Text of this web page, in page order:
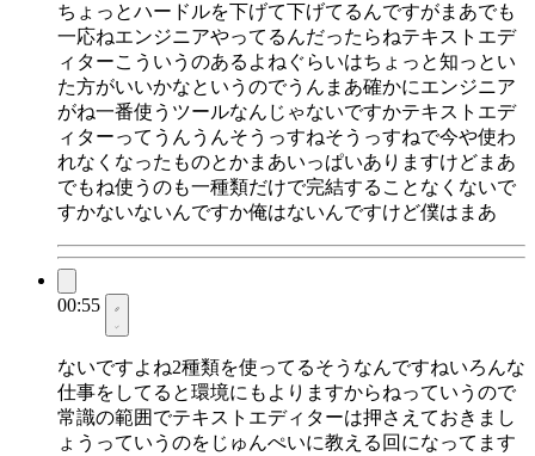
ちょっとハードルを下げて下げてるんですがまあでも
一応ねエンジニアやってるんだったらねテキストエデ
ィターこういうのあるよねぐらいはちょっと知っとい
た方がいいかなというのでうんまあ確かにエンジニア
がね一番使うツールなんじゃないですかテキストエデ
ィターってうんうんそうっすねそうっすねで今や使わ
れなくなったものとかまあいっぱいありますけどまあ
でもね使うのも一種類だけで完結することなくないで
すかないないんですか俺はないんですけど僕はまあ
00:55
ないですよね2種類を使ってるそうなんですねいろんな
仕事をしてると環境にもよりますからねっていうので
常識の範囲でテキストエディターは押さえておきまし
ょうっていうのをじゅんぺいに教える回になってます